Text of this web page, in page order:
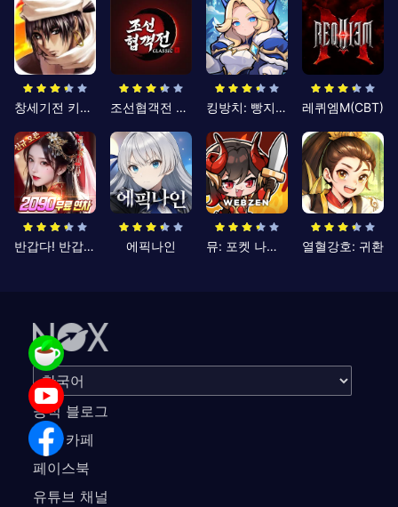
창세기전 키우기 조선협객전 클래식 킹방치: 빵지의 제왕 레퀴엠M(CBT)
반갑다! 반갑삼국지 에픽나인 뮤: 포켓 나이츠 열혈강호: 귀환
공식 블로그
공식 카페
페이스북
유튜브 채널